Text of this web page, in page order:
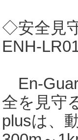
◇安全見
ENH-
En-
全を見守
plusは、